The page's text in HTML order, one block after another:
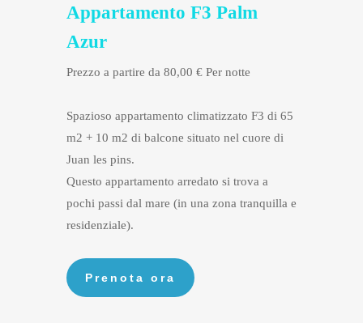
Appartamento F3 Palm
Azur
Prezzo a partire da 80,00 € Per notte
Spazioso appartamento climatizzato F3 di 65
m2 + 10 m2 di balcone situato nel cuore di
Juan les pins.
Questo appartamento arredato si trova a
pochi passi dal mare (in una zona tranquilla e
residenziale).